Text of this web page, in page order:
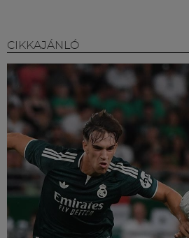
CIKKAJÁNLÓ